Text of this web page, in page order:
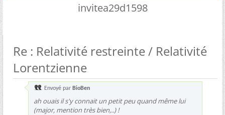
invitea29d1598
Re : Relativité restreinte / Relativité
Lorentzienne
Envoyé par BioBen
ah ouais il s'y connait un petit peu quand même lui
(major, mention très bien,..) !